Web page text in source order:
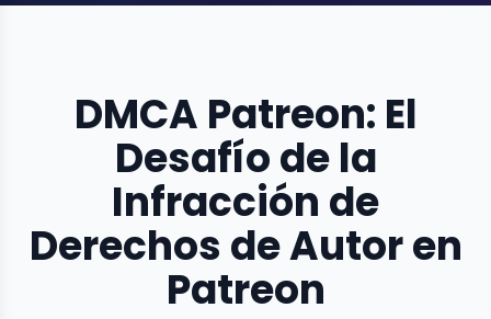
DMCA Patreon: El
Desafío de la
Infracción de
Derechos de Autor en
Patreon